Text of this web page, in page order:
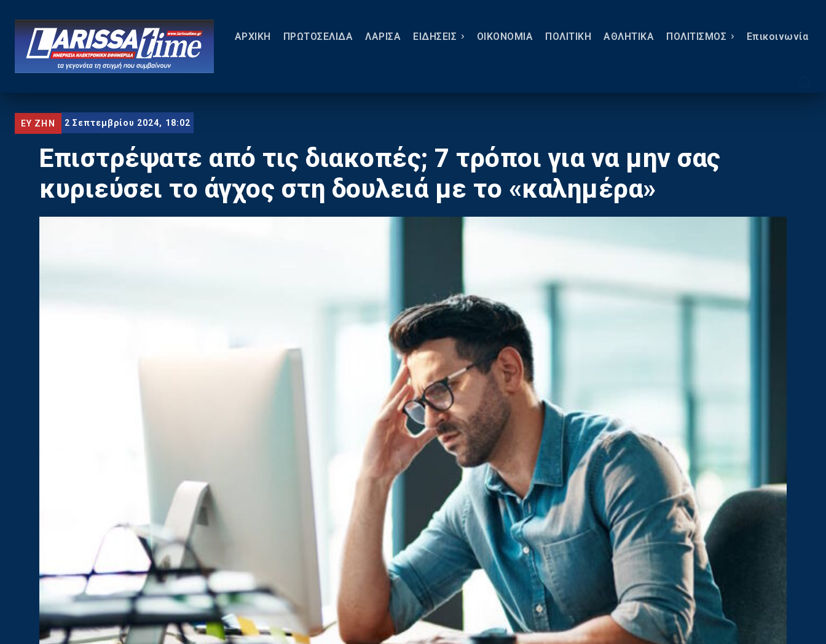
ΑΡΧΙΚΗ ΠΡΩΤΟΣΕΛΙΔΑ ΛΑΡΙΣΑ ΕΙΔΗΣΕΙΣ ΟΙΚΟΝΟΜΙΑ ΠΟΛΙΤΙΚΗ ΑΘΛΗΤΙΚΑ ΠΟΛΙΤΙΣΜΟΣ Eπικοινωνία
ΕΥ ΖΗΝ 2 Σεπτεμβρίου 2024, 18:02
Επιστρέψατε από τις διακοπές; 7 τρόποι για να μην σας
κυριεύσει το άγχος στη δουλειά με το «καλημέρα»